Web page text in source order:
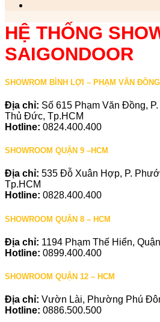
HỆ THỐNG
SAIGONDOOR
SHOWROM BÌNH LỢI – PHẠM VĂN ĐỒNG
Địa chỉ: Số 615 Phạm Văn Đồng,
Thủ Đức, Tp.HCM
Hotline: 0824.400.400
SHOWROOM QUẬN 9 –HCM
Địa chỉ: 535 Đỗ Xuân Hợp, P.
Tp.HCM
Hotline: 0828.400.400
SHOWROOM QUẬN 8 – HCM
Địa chỉ: 1194 Phạm Thế Hiển,
Hotline: 0899.400.400
SHOWROOM QUẬN 12 – HCM
Địa chỉ: Vườn Lài, Phường Phú
Hotline: 0886.500.500